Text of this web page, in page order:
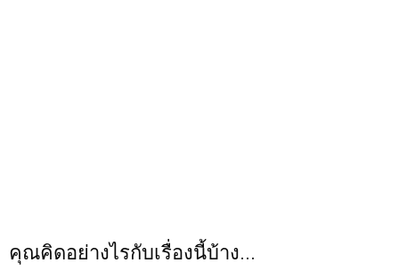
คุณคิดอย่างไรกับเรื่องนี้บ้าง...